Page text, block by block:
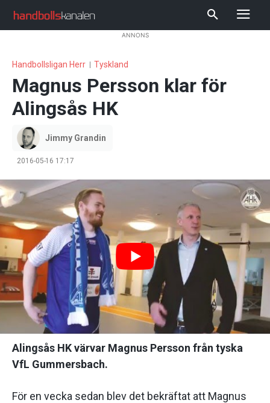
ANNONS
Handbollsligan Herr Tyskland
Magnus Persson klar för
Alingsås HK
Jimmy Grandin
2016-05-16 17:17
Alingsås HK värvar Magnus Persson från tyska
VfL Gummersbach.
För en vecka sedan blev det bekräftat att Magnus